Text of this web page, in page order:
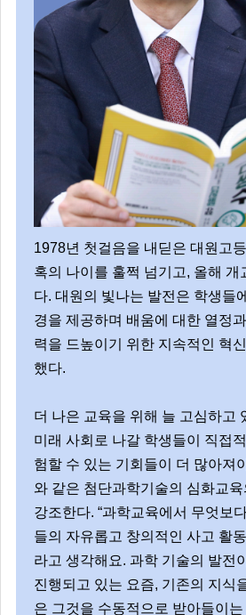
1978년 첫걸음을 내딛은 대원고
혹의 나이를 훌쩍 넘기고, 올해 개
다. 대원의 빛나는 발전은 학생들
경을 제공하며 배움에 대한 열정
력을 드높이기 위한 지속적인 혁
했다.
더 나은 교육을 위해 늘 고심하고
미래 사회로 나갈 학생들이 직접
험할 수 있는 기회들이 더 많아져
와 같은 첨단과학기술의 심화교
강조한다. “과학교육에서 무엇보
들의 자유롭고 창의적인 사고 활
라고 생각해요. 과학 기술의 발전
진행되고 있는 요즘, 기존의 지식
은 그것을 수동적으로 받아들이